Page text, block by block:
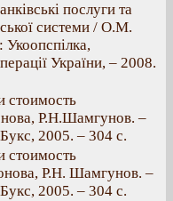
послуги та
системи / О.М.
України, – 2008.
стоимость
Р.Н.Шамгунов. –
2005. – 304 с.
стоимость
Р.Н. Шамгунов. –
2005. – 304 с.